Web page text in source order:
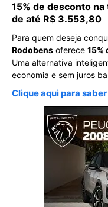
15% de desconto
de até R$ 3.553,80
Para quem deseja
Rodobens oferece 15%
Uma alternativa
economia e sem juros
Clique aqui para